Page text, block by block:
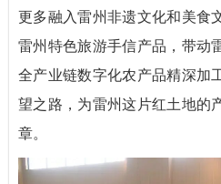
更多融入雷州非遗文化和美食
雷州特色旅游手信产品，带动
全产业链数字化农产品精深加
望之路，为雷州这片红土地的
章。